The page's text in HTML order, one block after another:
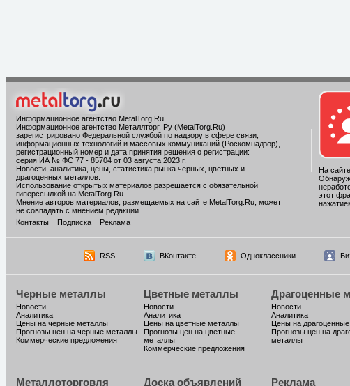
Информационное агентство MetalTorg.Ru
Информационное агентство Металлторг. Ру (MetalTorg.Ru)
зарегистрировано Федеральной службой по надзору в сфере связи,
информационных технологий и массовых коммуникаций (Роскомнадзор),
регистрационный номер и дата принятия решения о регистрации:
серия ИА № ФС 77 - 85704 от 03 августа 2023 г.
Новости, аналитика, цены, статистика рынка черных, цветных и
драгоценных металлов.
Использование открытых материалов разрешается с обязательной
гиперссылкой на MetalTorg.Ru
Мнение авторов материалов, размещаемых на сайте MetalTorg.Ru, может
не совпадать с мнением редакции.
Контакты
Подписка Реклама
На
этот
RSS ВКонтакте Одноклассники
Черные металлы
Новости
Аналитика
Цены на черные металлы
Прогнозы цен на черные металлы
Коммерческие предложения
Цветные металлы
Новости
Аналитика
Цены на цветные металлы
Прогнозы цен на цветные
металлы
Коммерческие предложения
Драгоценные
Новости
Аналитика
Цены на
Прогнозы цен на
металлы
Металлоторговля Доска объявлений Реклама